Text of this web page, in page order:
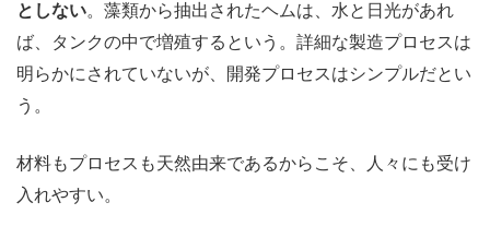
としない。藻類から抽出されたヘムは、水と日光があれ
ば、タンクの中で増殖するという。詳細な製造プロセスは
明らかにされていないが、開発プロセスはシンプルだとい
う。
材料もプロセスも天然由来であるからこそ、人々にも受け
入れやすい。